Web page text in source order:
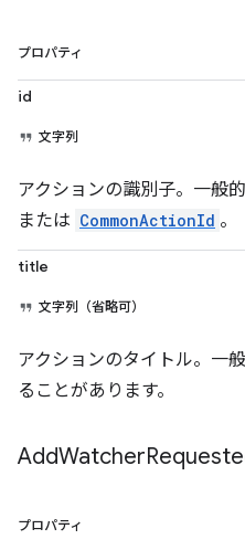
プロパティ
id
文字列
アクションの識別子。一般
または CommonActionId 。
title
文字列（省略可）
アクションのタイトル。一
ることがあります。
AddWatcher
プロパティ